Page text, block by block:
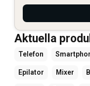
Aktuella
Telefon
Epilator Mixer